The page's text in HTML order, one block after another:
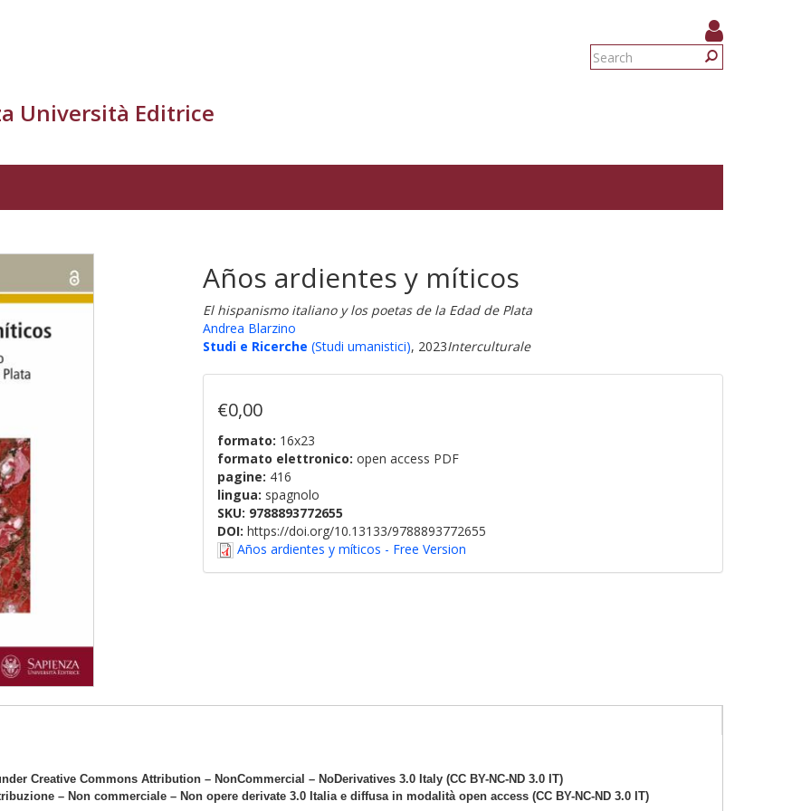
Search
Università Editrice
Años ardientes y míticos
El hispanismo italiano y los poetas de la Edad de Plata
Andrea Blarzino
Studi e Ricerche (Studi umanistici), 2023Interculturale
€0,00
formato: 16x23
formato elettronico: open access PDF
pagine: 416
lingua: spagnolo
SKU: 9788893772655
DOI: https://doi.org/10.13133/9788893772655
Años ardientes y míticos - Free Version
Creative Commons Attribution – NonCommercial – NoDerivatives 3.0 Italy (CC BY-NC-ND 3.0 IT)
– Non commerciale – Non opere derivate 3.0 Italia e diffusa in modalità open access (CC BY-NC-ND 3.0 IT)